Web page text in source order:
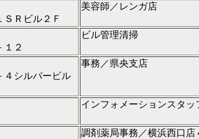
Ｒビル２Ｆ
美容師／レンガ店
１２
ビル管理清掃
４シルバービル
事務／県央支店
インフォメーションスタ
調剤薬局事務／横浜西口店